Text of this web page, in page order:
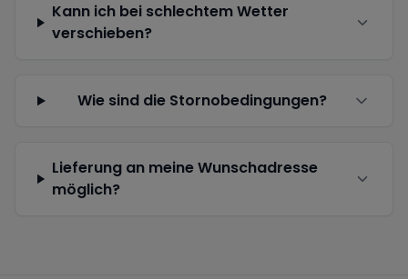
Kann ich bei schlechtem Wetter
verschieben?
Wie sind die Stornobedingungen?
Lieferung an meine Wunschadresse
möglich?